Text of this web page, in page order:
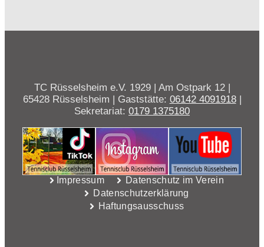
TC Rüsselsheim e.V. 1929 | Am Ostpark 12 |
65428 Rüsselsheim | Gaststätte: 06142 4091918|
Sekretariat: 0179 1375180
Impressum
Datenschutz im Verein
Datenschutzerklärung
Haftungsausschuss